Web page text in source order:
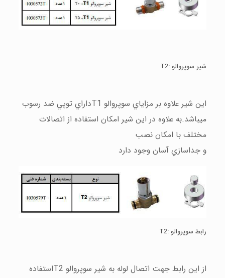
شير سوپروالو :T2
اين شير علاوه بر مزاياي سوپروالو T1داراي توپي ضد رسوب
ميباشد.به علاوه در اين شير امكان استفاده از اتصالات
مختلف با امكان نصب
و جداسازي آسان وجود دارد
رابط سوپروالو :T2
از اين رابط جهت اتصال لوله به شير سوپروالو T2استفاده